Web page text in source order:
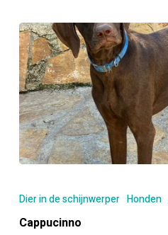
Dier in de schijnwerper Honden
Cappucinno